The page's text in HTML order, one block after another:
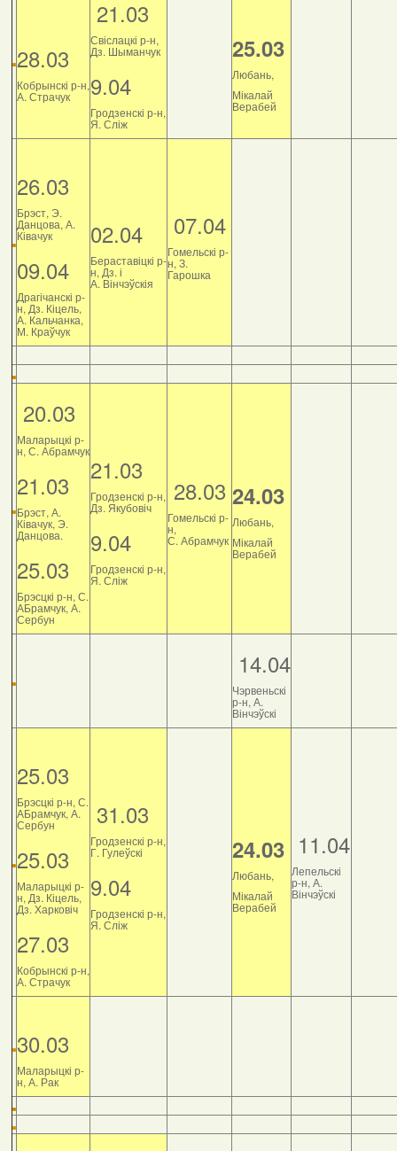
28.03
Кобрынскі р-н,
А. Страчук
21.03
Свіслацкі р-н,
Дз. Шыманчук
9.04
Гродзенскі р-н,
Я. Сліж
25.03
Любань,
Мікалай
Верабей
26.03
Брэст, Э.
Данцова, А.
Ківачук
09.04
Драгічанскі р-
н, Дз. Кіцель,
А. Кальчанка,
М. Краўчук
02.04
Бераставіцкі р-
н, Дз. і
А. Вінчэўскія
07.04
Гомельскі р-
н, З.
Гарошка
20.03
Маларыцкі р-
н, С. Абрамчук
21.03
Брэст, А.
Ківачук, Э.
Данцова.
25.03
Брэсцкі р-н, С.
АБрамчук, А.
Сербун
21.03
Гродзенскі р-н,
Дз. Якубовіч
9.04
Гродзенскі р-н,
Я. Сліж
28.03
Гомельскі р-
н,
С. Абрамчук
24.03
Любань,
Мікалай
Верабей
14.04
Чэрвеньскі
р-н, А.
Вінчэўскі
25.03
Брэсцкі р-н, С.
АБрамчук, А.
Сербун
25.03
Маларыцкі р-
н, Дз. Кіцель,
Дз. Харковіч
27.03
Кобрынскі р-н,
А. Страчук
31.03
Гродзенскі р-н,
Г. Гулеўскі
9.04
Гродзенскі р-н,
Я. Сліж
24.03
Любань,
Мікалай
Верабей
11.04
Лепельскі
р-н, А.
Вінчэўскі
30.03
Маларыцкі р-
н, А. Рак